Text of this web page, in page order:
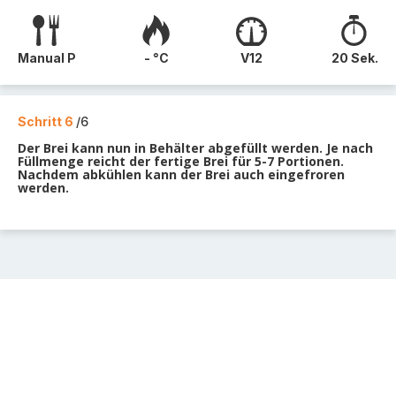
Manual P - °C V12 20 Sek.
Schritt 6 /6
Der Brei kann nun in Behälter abgefüllt werden. Je nach
Füllmenge reicht der fertige Brei für 5-7 Portionen.
Nachdem abkühlen kann der Brei auch eingefroren
werden.